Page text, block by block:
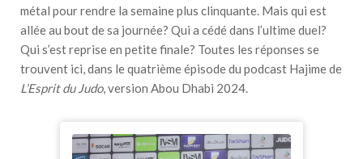
métal pour rendre la semaine plus clinquante. Mais qui est
allée au bout de sa journée? Qui a cédé dans l’ultime duel?
Qui s’est reprise en petite finale? Toutes les réponses se
trouvent ici, dans le quatrième épisode du podcast Hajime de
L’Esprit du Judo, version Abou Dhabi 2024.